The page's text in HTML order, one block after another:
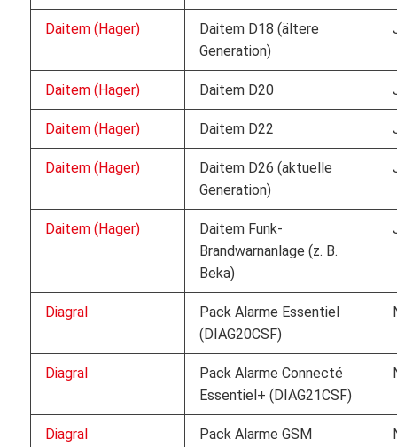
Daitem (Hager)
Daitem D18 (ältere
Generation)
Daitem (Hager) Daitem D20
Daitem (Hager) Daitem D22
Daitem (Hager)
Daitem D26 (aktuelle
Generation)
Daitem (Hager)
Daitem Funk-
Brandwarnanlage (z. B.
Beka)
Diagral
Pack Alarme Essentiel
(DIAG20CSF)
Diagral
Pack Alarme Connecté
Essentiel+ (DIAG21CSF)
Diagral
Pack Alarme GSM